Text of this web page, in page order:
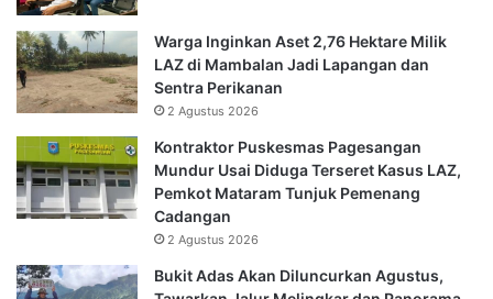
Warga Inginkan Aset 2,76 Hektare Milik
LAZ di Mambalan Jadi Lapangan dan
Sentra Perikanan
2 Agustus 2026
Kontraktor Puskesmas Pagesangan
Mundur Usai Diduga Terseret Kasus LAZ,
Pemkot Mataram Tunjuk Pemenang
Cadangan
2 Agustus 2026
Bukit Adas Akan Diluncurkan Agustus,